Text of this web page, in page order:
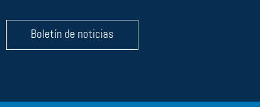
Boletín de noticias